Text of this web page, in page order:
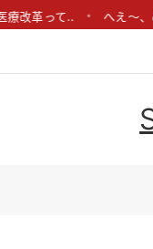
って.. へえ〜、めっ